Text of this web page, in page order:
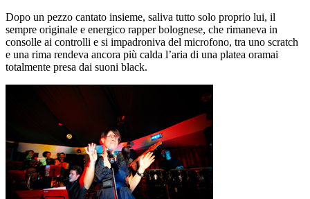
Dopo un pezzo cantato insieme, saliva tutto solo proprio lui, il
sempre originale e energico rapper bolognese, che rimaneva in
consolle ai controlli e si impadroniva del microfono, tra uno scratch
e una rima rendeva ancora più calda l’aria di una platea oramai
totalmente presa dai suoni black.